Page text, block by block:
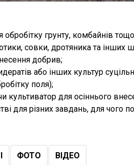
грунту, комбайнів
совки, дротяника та
добрив;
або інших культур
поля);
для осіннього
для різних завдань, для чого
ФОТО ВІДЕО